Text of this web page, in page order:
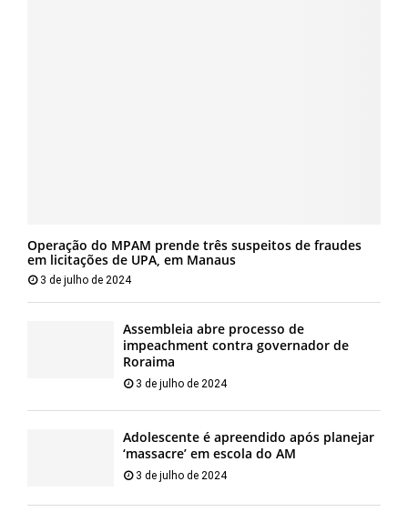
Operação do MPAM prende três suspeitos de fraudes
em licitações de UPA, em Manaus
3 de julho de 2024
Assembleia abre processo de
impeachment contra governador de
Roraima
3 de julho de 2024
Adolescente é apreendido após planejar
‘massacre’ em escola do AM
3 de julho de 2024